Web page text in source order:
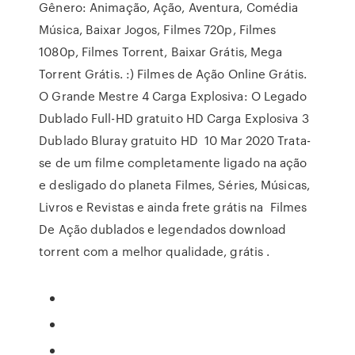
Gênero: Animação, Ação, Aventura, Comédia
Música, Baixar Jogos, Filmes 720p, Filmes
1080p, Filmes Torrent, Baixar Grátis, Mega
Torrent Grátis. :) Filmes de Ação Online Grátis.
O Grande Mestre 4 Carga Explosiva: O Legado
Dublado Full-HD gratuito HD Carga Explosiva 3
Dublado Bluray gratuito HD 10 Mar 2020 Trata-
se de um filme completamente ligado na ação
e desligado do planeta Filmes, Séries, Músicas,
Livros e Revistas e ainda frete grátis na Filmes
De Ação dublados e legendados download
torrent com a melhor qualidade, grátis .